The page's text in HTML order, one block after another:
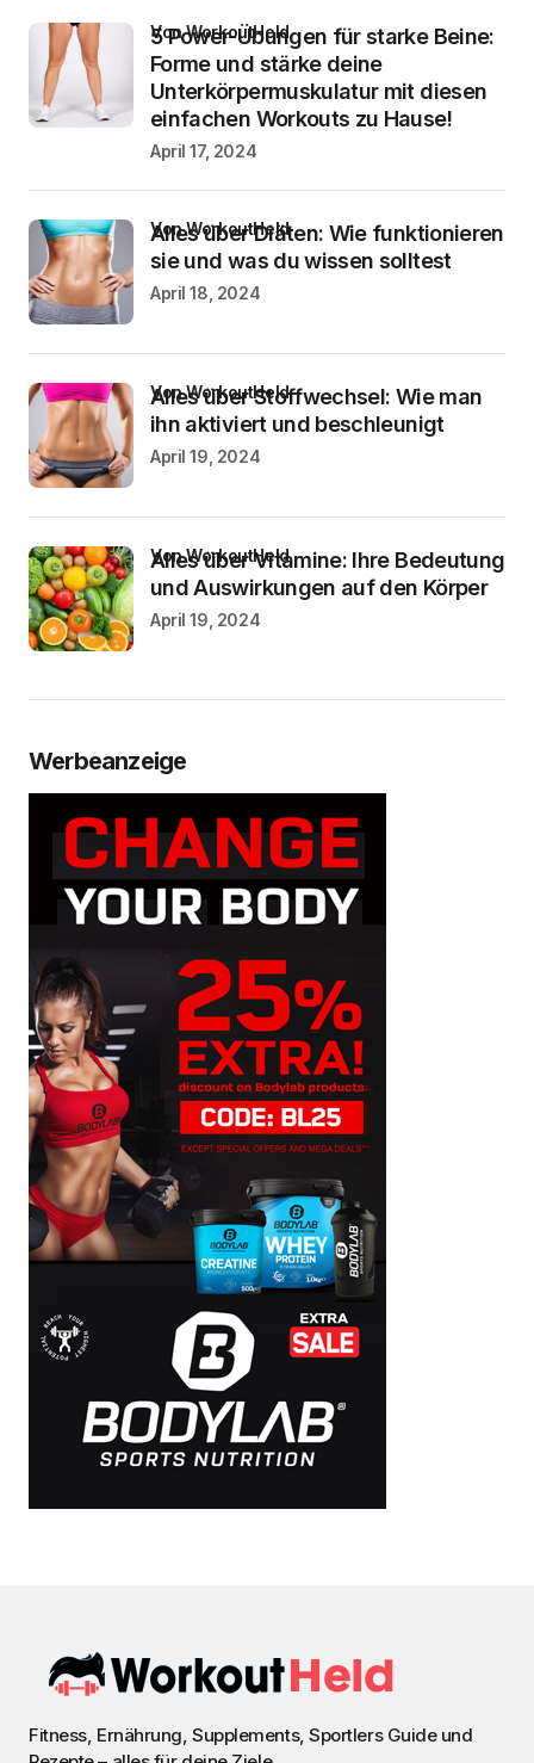
5 Power-Übungen für starke Beine:
Forme und stärke deine
Unterkörpermuskulatur mit diesen
einfachen Workouts zu Hause!
von WorkoutHeld
April 17, 2024
Alles über Diäten: Wie funktionieren
sie und was du wissen solltest
von WorkoutHeld
April 18, 2024
Alles über Stoffwechsel: Wie man
ihn aktiviert und beschleunigt
von WorkoutHeld
April 19, 2024
Alles über Vitamine: Ihre Bedeutung
und Auswirkungen auf den Körper
von WorkoutHeld
April 19, 2024
Werbeanzeige
Fitness, Ernährung, Supplements, Sportlers Guide und